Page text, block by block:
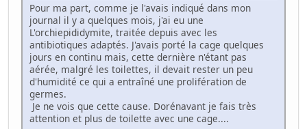
Pour ma part, comme je l'avais indiqué dans mon
journal il y a quelques mois, j'ai eu une
L'orchiepididymite, traitée depuis avec les
antibiotiques adaptés. J'avais porté la cage quelques
jours en continu mais, cette dernière n'étant pas
aérée, malgré les toilettes, il devait rester un peu
d'humidité ce qui a entraîné une prolifération de
germes.
Je ne vois que cette cause. Dorénavant je fais très
attention et plus de toilette avec une cage....